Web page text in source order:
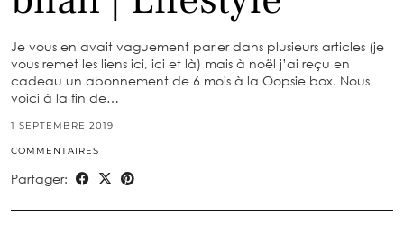
Je vous en avait vaguement parler dans plusieurs articles (je
vous remet les liens ici, ici et là) mais à noël j’ai reçu en
cadeau un abonnement de 6 mois à la Oopsie box. Nous
voici à la fin de…
1 SEPTEMBRE 2019
COMMENTAIRES
Partager: